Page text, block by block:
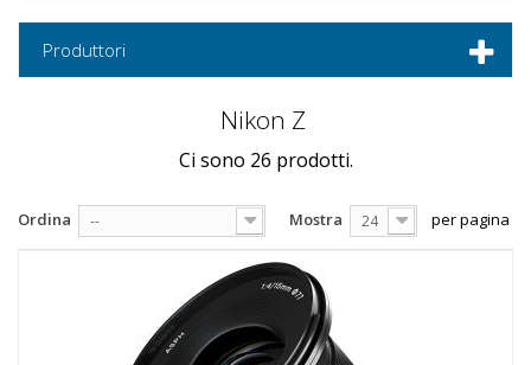
Produttori
Nikon Z
Ci sono 26 prodotti.
Ordina -- Mostra 24 per pagina